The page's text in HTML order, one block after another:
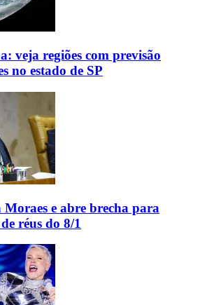
veja regiões com previsão
no estado de SP
e abre brecha para
réus do 8/1